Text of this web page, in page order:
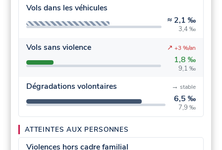
Vols dans les véhicules
≈ 2,1 ‰
3,4 ‰
Vols sans violence
1,8 ‰
9,1 ‰
↗ +3 %/an
Dégradations volontaires
6,5 ‰
7,9 ‰
→ stable
ATTEINTES AUX PERSONNES
Violences hors cadre familial